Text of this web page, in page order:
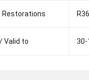
Restorations R36
Valid to 30-